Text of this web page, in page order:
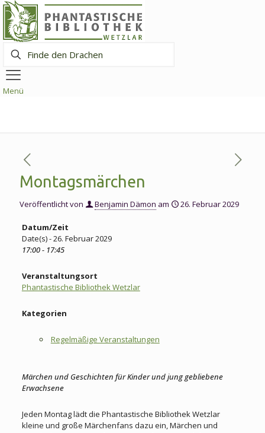
den
Drachen
Menü
Montagsmärchen
Veröffentlicht von Benjamin Dämon am 26. Februar 2029
Datum/Zeit
Date(s) - 26. Februar 2029
17:00 - 17:45
Veranstaltungsort
Phantastische Bibliothek Wetzlar
Kategorien
Regelmäßige Veranstaltungen
Märchen und Geschichten für Kinder und jung gebliebene
Erwachsene
Jeden Montag lädt die Phantastische Bibliothek Wetzlar
kleine und große Märchenfans dazu ein, Märchen und